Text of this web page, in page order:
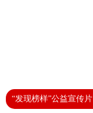
“发现榜样”公益宣传片